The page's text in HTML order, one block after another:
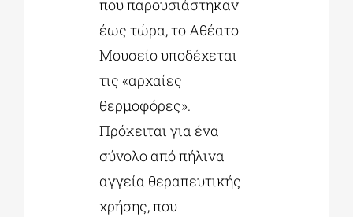
που παρουσιάστηκαν
έως τώρα, το Αθέατο
Μουσείο υποδέχεται
τις «αρχαίες
θερμοφόρες».
Πρόκειται για ένα
σύνολο από πήλινα
αγγεία θεραπευτικής
χρήσης, που